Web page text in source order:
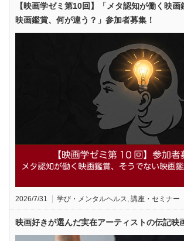
【映画学ゼミ第10回】「メタ認知が働く映
映画鑑賞、何が違う？」参加者募集！
2026/7/31 学び・メンタルヘルス 講座・セミナー
映画好きが選んだ実在アーティストの伝記映